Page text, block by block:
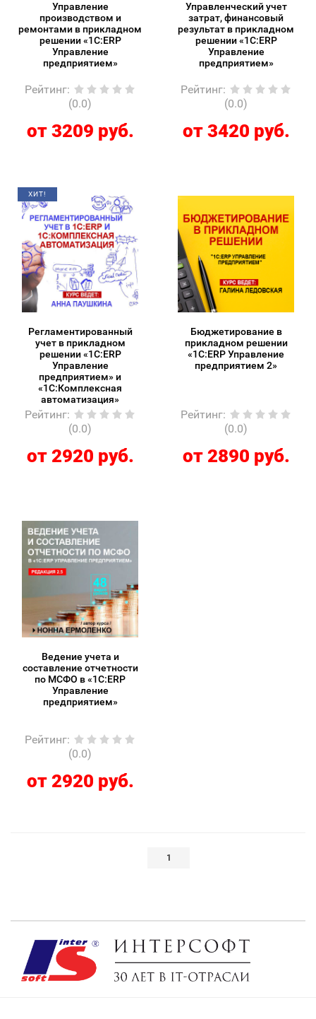
Управление
производством и
ремонтами в прикладном
решении «1С:ERP
Управление
предприятием»
Рейтинг:
(0.0)
от 3209 руб.
Управленческий учет
затрат, финансовый
результат в прикладном
решении «1С:ERP
Управление
предприятием»
Рейтинг:
(0.0)
от 3420 руб.
ХИТ!
Регламентированный
учет в прикладном
решении «1С:ERP
Управление
предприятием» и
«1С:Комплексная
автоматизация»
Рейтинг:
(0.0)
от 2920 руб.
Бюджетирование в
прикладном решении
«1С:ERP Управление
предприятием 2»
Рейтинг:
(0.0)
от 2890 руб.
Ведение учета и
составление отчетности
по МСФО в «1С:ERP
Управление
предприятием»
Рейтинг:
(0.0)
от 2920 руб.
1